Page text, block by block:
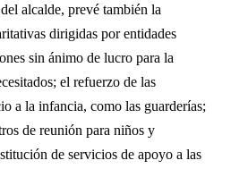
alcalde, prevé también la
dirigidas por entidades
sin ánimo de lucro para la
el refuerzo de las
a la infancia, como las guarderías;
de reunión para niños y
de servicios de apoyo a las